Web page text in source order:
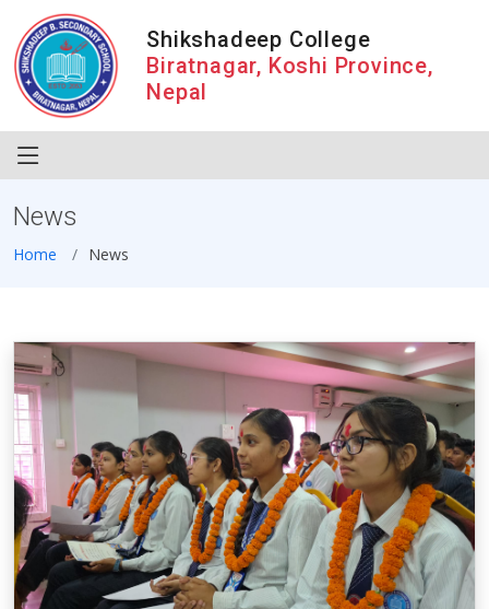
Shikshadeep College
Biratnagar, Koshi Province,
Nepal
News
Home News